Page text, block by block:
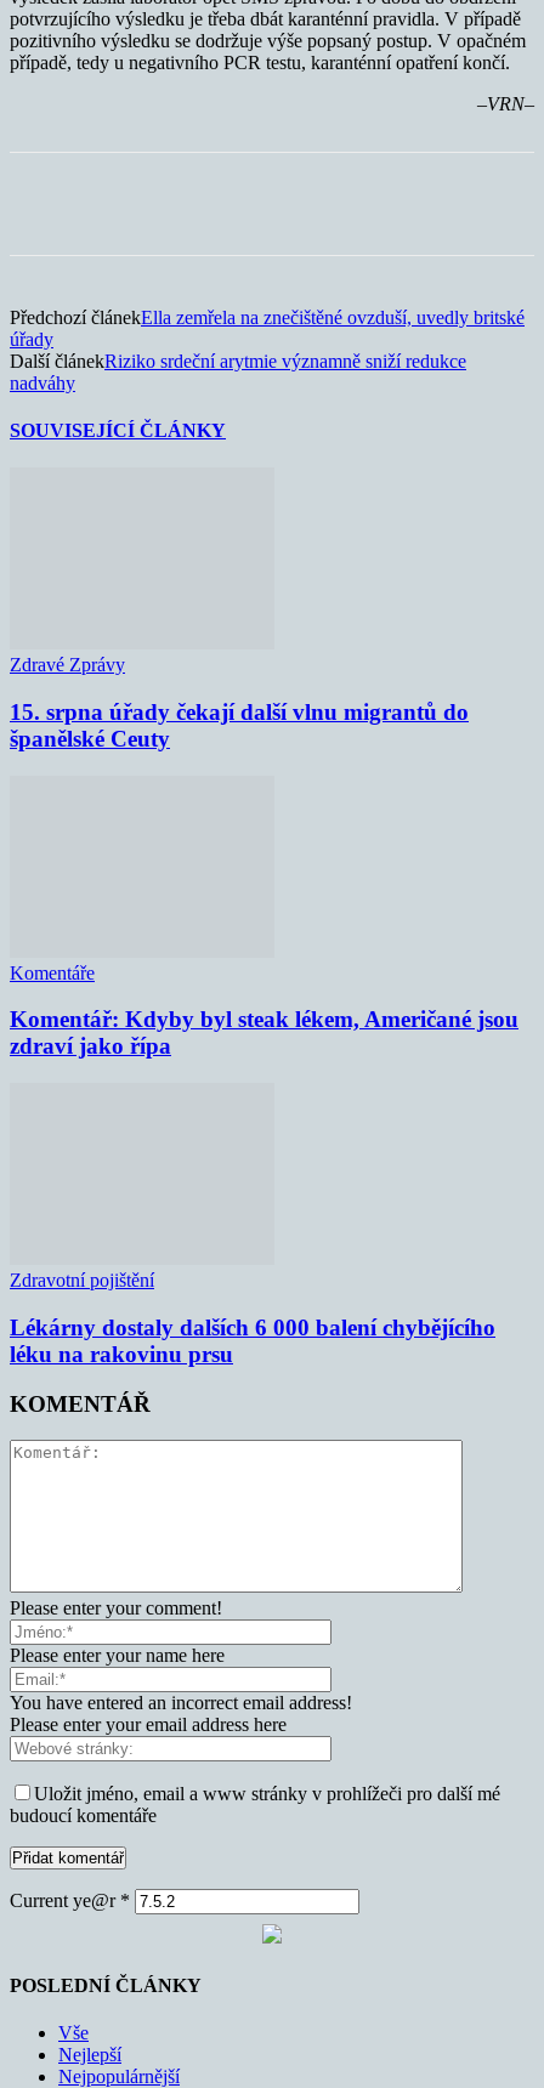
potvrzujícího výsledku je třeba dbát karanténní pravidla. V případě
pozitivního výsledku se dodržuje výše popsaný postup. V opačném
případě, tedy u negativního PCR testu, karanténní opatření končí.
–VRN–
Předchozí článekElla zemřela na znečištěné ovzduší, uvedly britské
úřady
Další článekRiziko srdeční arytmie významně sniží redukce
nadváhy
SOUVISEJÍCÍ ČLÁNKY
Zdravé Zprávy
15. srpna úřady čekají další vlnu migrantů do
španělské Ceuty
Komentáře
Komentář: Kdyby byl steak lékem, Američané jsou
zdraví jako řípa
Zdravotní pojištění
Lékárny dostaly dalších 6 000 balení chybějícího
léku na rakovinu prsu
KOMENTÁŘ
Please enter your comment!
Please enter your name here
You have entered an incorrect email address!
Please enter your email address here
Uložit jméno, email a www stránky v prohlížeči pro další mé
budoucí komentáře
Current ye@r *
POSLEDNÍ ČLÁNKY
Vše
Nejlepší
Nejpopulárnější